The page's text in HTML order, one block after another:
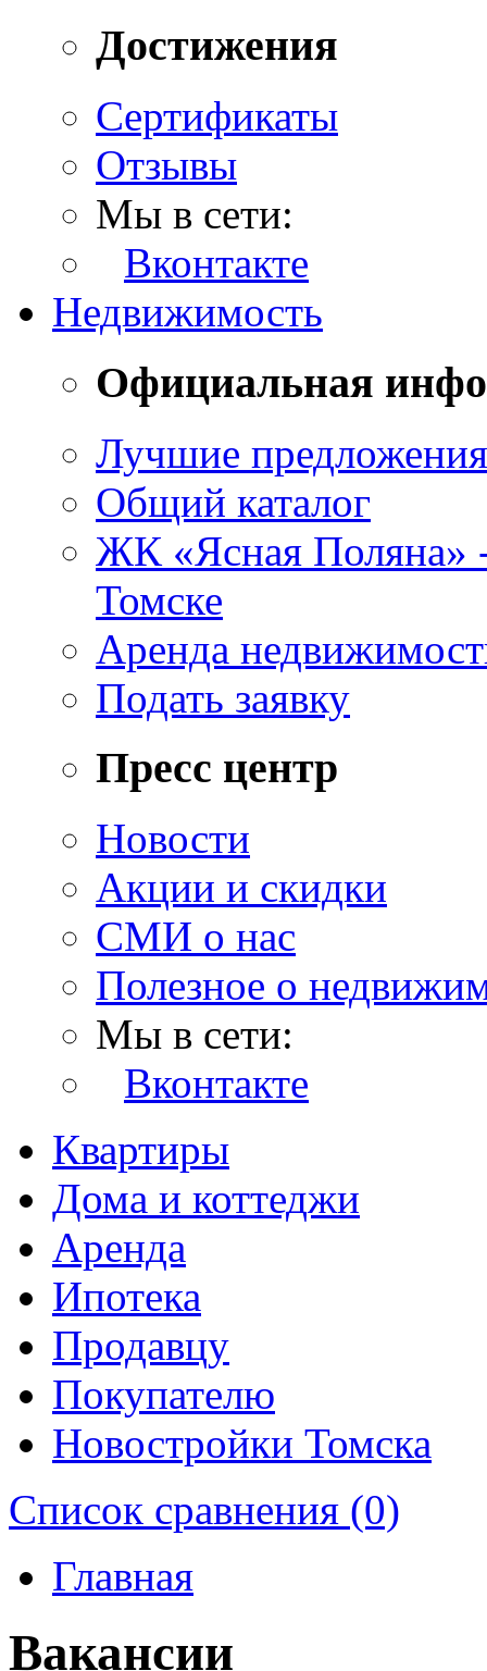
Достижения
Сертификаты
Отзывы
Мы в сети:
Вконтакте
Недвижимость
Официальная
Лучшие предложения
Общий каталог
ЖК «Ясная Поляна»
Томске
Аренда
Подать заявку
Пресс центр
Новости
Акции и скидки
СМИ о нас
Полезное о
Мы в сети:
Вконтакте
Квартиры
Дома и коттеджи
Аренда
Ипотека
Продавцу
Покупателю
Новостройки Томска
Список сравнения (0)
Главная
Вакансии